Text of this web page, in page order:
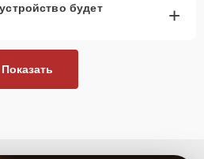
будет
+
Показать